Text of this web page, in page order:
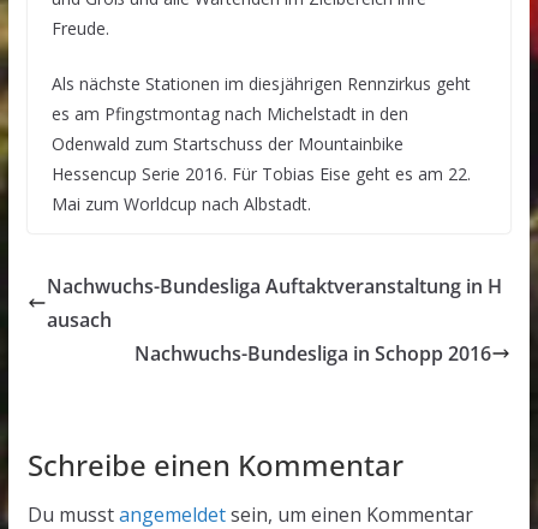
Freude.
Als nächste Stationen im diesjährigen Rennzirkus geht
es am Pfingstmontag nach Michelstadt in den
Odenwald zum Startschuss der Mountainbike
Hessencup Serie 2016. Für Tobias Eise geht es am 22.
Mai zum Worldcup nach Albstadt.
Nachwuchs-Bundesliga Auftaktveranstaltung in H
ausach
Nachwuchs-Bundesliga in Schopp 2016
Schreibe einen Kommentar
Du musstangemeldetsein, um einen Kommentar